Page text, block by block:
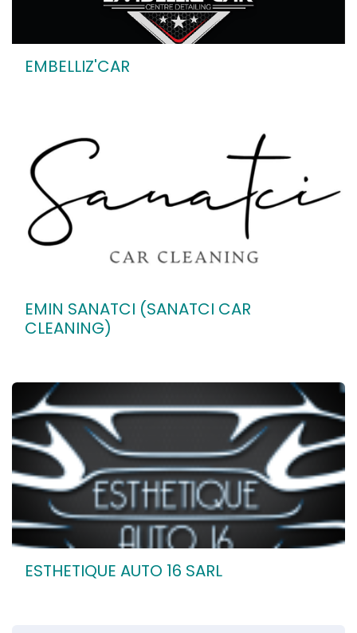
EMBELLIZ'CAR
EMIN SANATCI (SANATCI CAR
CLEANING)
ESTHETIQUE AUTO 16 SARL